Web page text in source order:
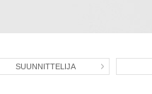
SUUNNITTELIJA